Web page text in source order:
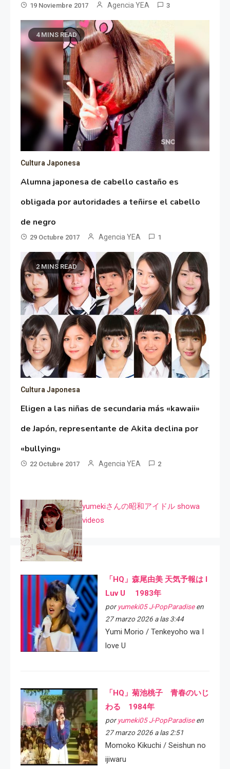
19 Noviembre 2017 Agencia YEA 3
4 MINS READ
Cultura Japonesa
Alumna japonesa de cabello castaño es
obligada por autoridades a teñirse el cabello
de negro
29 Octubre 2017 Agencia YEA 1
2 MINS READ
Cultura Japonesa
Eligen a las niñas de secundaria más «kawaii»
de Japón, representante de Akita declina por
«bullying»
22 Octubre 2017 Agencia YEA 2
yumekiさんの昭和アイドル showa
videos
「HQ」森尾由美 天気予報は I
Luv U 1983年
por yumeki05 J-PopParadiseen
27 marzo 2026 a las 3:44
Yumi Morio / Tenkeyoho wa I
love U
「HQ」菊池桃子 青春のいじ
わる 1984年
por yumeki05 J-PopParadiseen
27 marzo 2026 a las 2:51
Momoko Kikuchi / Seishun no
ijiwaru